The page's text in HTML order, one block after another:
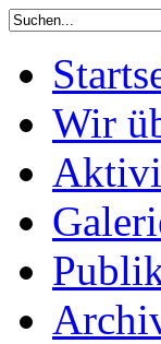
Wir